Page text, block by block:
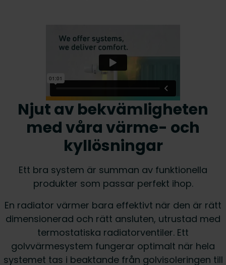
Njut av bekvämligheten
med våra värme- och
kyllösningar
Ett bra system är summan av funktionella
produkter som passar perfekt ihop.
En radiator värmer bara effektivt när den är rätt
dimensionerad och rätt ansluten, utrustad med
termostatiska radiatorventiler. Ett
golvvärmesystem fungerar optimalt när hela
systemet tas i beaktande från golvisoleringen till